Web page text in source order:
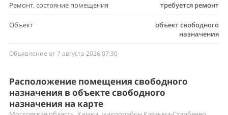
Ремонт, состояние помещения требуется ремонт
Объект
объект свободного
назначения
Объявление от 7 августа 2026 07:30
Расположение помещения свободного
назначения в объекте свободного
назначения на карте